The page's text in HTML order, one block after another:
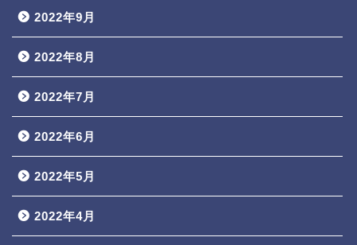
2022年9月
2022年8月
2022年7月
2022年6月
2022年5月
2022年4月